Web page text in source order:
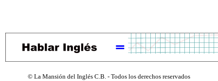
© La Mansión del Inglés C.B. - Todos los derechos reservados